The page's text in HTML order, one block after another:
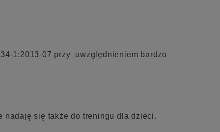
1:2013-07 przy uwzględnieniem bardzo
nadaję się także do treningu dla dzieci.